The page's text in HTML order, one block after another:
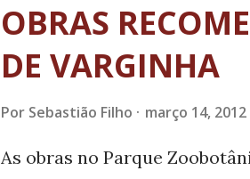
OBRAS
DE VARGINHA
Por Sebastião Filho março 14, 2012
As obras no Parque